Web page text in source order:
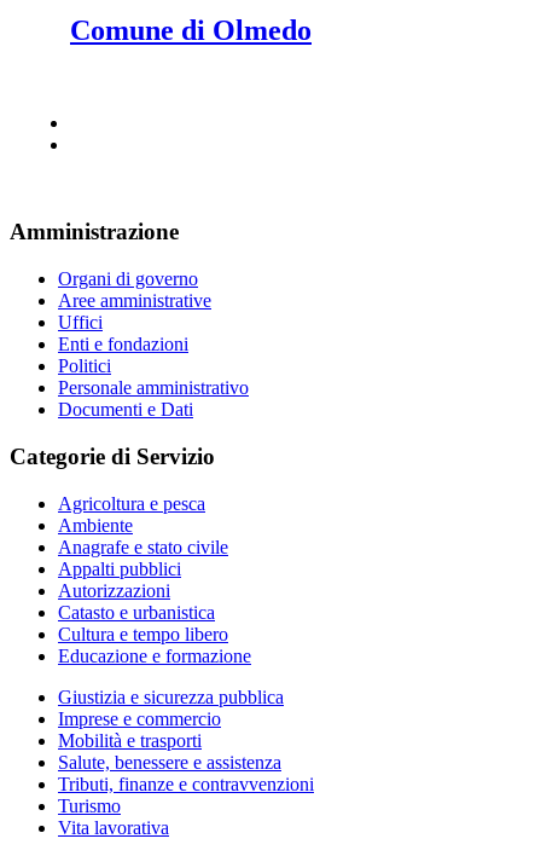
Comune di Olmedo
Amministrazione
Organi di governo
Aree amministrative
Uffici
Enti e fondazioni
Politici
Personale amministrativo
Documenti e Dati
Categorie di Servizio
Agricoltura e pesca
Ambiente
Anagrafe e stato civile
Appalti pubblici
Autorizzazioni
Catasto e urbanistica
Cultura e tempo libero
Educazione e formazione
Giustizia e sicurezza pubblica
Imprese e commercio
Mobilità e trasporti
Salute, benessere e assistenza
Tributi, finanze e contravvenzioni
Turismo
Vita lavorativa